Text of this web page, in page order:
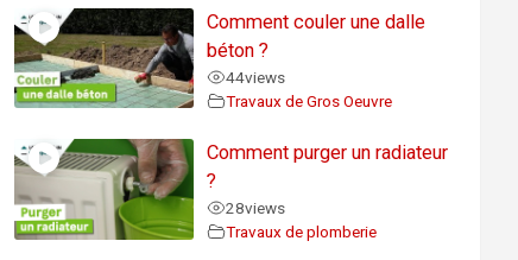
Comment couler une dalle
béton ?
44views
Travaux de Gros Oeuvre
Comment purger un radiateur
?
28views
Travaux de plomberie